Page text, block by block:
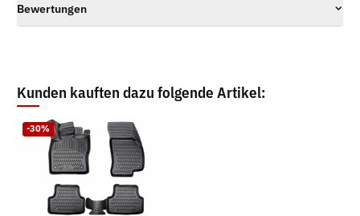
Bewertungen
Kunden kauften dazu folgende Artikel:
-30%